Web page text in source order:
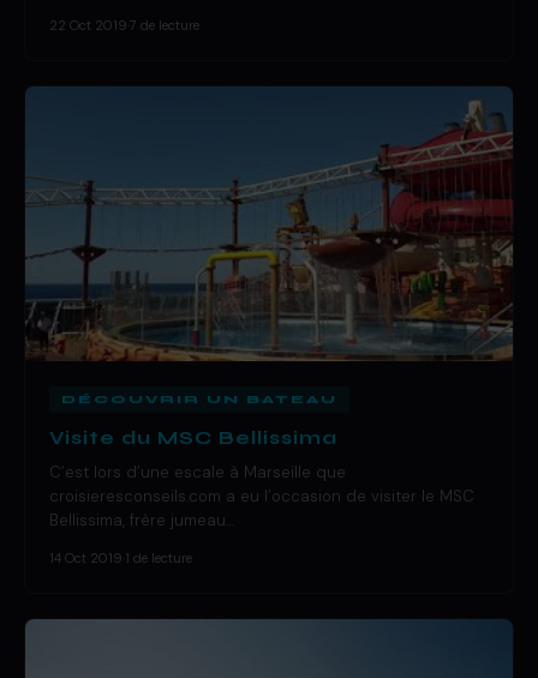
22 Oct 2019 7 de lecture
DÉCOUVRIR UN BATEAU
Visite du MSC Bellissima
C’est lors d’une escale à Marseille que
croisieresconseils.com a eu l’occasion de visiter le MSC
Bellissima, frère jumeau…
14 Oct 2019 1 de lecture